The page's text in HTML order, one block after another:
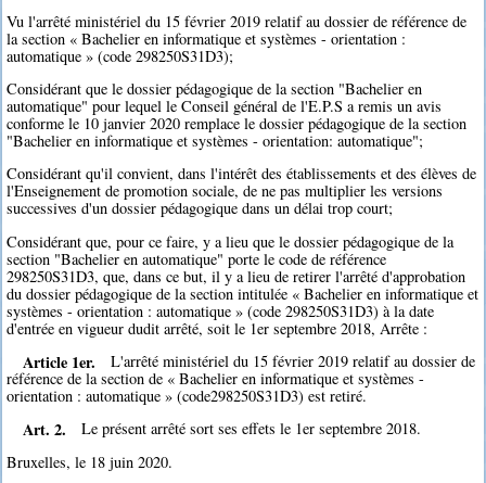
Vu l'arrêté ministériel du 15 février 2019 relatif au dossier de référence de
la section « Bachelier en informatique et systèmes - orientation :
automatique » (code 298250S31D3);
Considérant que le dossier pédagogique de la section "Bachelier en
automatique" pour lequel le Conseil général de l'E.P.S a remis un avis
conforme le 10 janvier 2020 remplace le dossier pédagogique de la section
"Bachelier en informatique et systèmes - orientation: automatique";
Considérant qu'il convient, dans l'intérêt des établissements et des élèves de
l'Enseignement de promotion sociale, de ne pas multiplier les versions
successives d'un dossier pédagogique dans un délai trop court;
Considérant que, pour ce faire, y a lieu que le dossier pédagogique de la
section "Bachelier en automatique" porte le code de référence
298250S31D3, que, dans ce but, il y a lieu de retirer l'arrêté d'approbation
du dossier pédagogique de la section intitulée « Bachelier en informatique et
systèmes - orientation : automatique » (code 298250S31D3) à la date
d'entrée en vigueur dudit arrêté, soit le 1er septembre 2018, Arrête :
Article 1er.
L'arrêté ministériel du 15 février 2019 relatif au dossier de
référence de la section de « Bachelier en informatique et systèmes -
orientation : automatique » (code298250S31D3) est retiré.
Art. 2.
Le présent arrêté sort ses effets le 1er septembre 2018.
Bruxelles, le 18 juin 2020.